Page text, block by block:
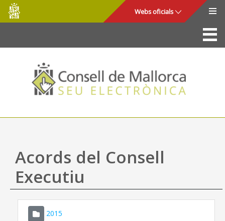
Salta al contingut principal
Consell
de
Mallorca
Webs oficials
La Seu
Consell de Mallorca
Accés i seguretat
Utilitats
Ajuda
Acords del Consell
Executiu
2015